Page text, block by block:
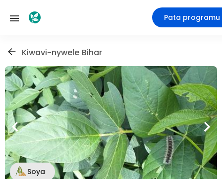
Pata programu
Kiwavi-nywele Bihar
Soya